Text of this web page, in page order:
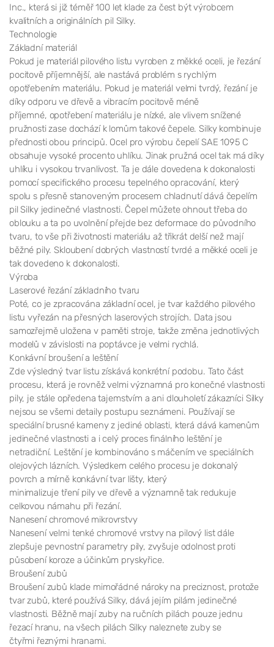
Inc., která si již téměř 100 let klade za čest být výrobcem
kvalitních a originálních pil Silky.
Technologie
Základní materiál
Pokud je materiál pilového listu vyroben z měkké oceli, je řezání
pocitově příjemnější, ale nastává problém s rychlým
opotřebením materiálu. Pokud je materiál velmi tvrdý, řezání je
díky odporu ve dřevě a vibracím pocitově méně
příjemné, opotřebení materiálu je nízké, ale vlivem snížené
pružnosti zase dochází k lomům takové čepele. Silky kombinuje
přednosti obou principů. Ocel pro výrobu čepelí SAE 1095 C
obsahuje vysoké procento uhlíku. Jinak pružná ocel tak má díky
uhlíku i vysokou trvanlivost. Ta je dále dovedena k dokonalosti
pomocí specifického procesu tepelného opracování, který
spolu s přesně stanoveným procesem chladnutí dává čepelím
pil Silky jedinečné vlastnosti. Čepel můžete ohnout třeba do
oblouku a ta po uvolnění přejde bez deformace do původního
tvaru, to vše při životnosti materiálu až třikrát delší než mají
běžné pily. Skloubení dobrých vlastností tvrdé a měkké oceli je
tak dovedeno k dokonalosti.
Výroba
Laserové řezání základního tvaru
Poté, co je zpracována základní ocel, je tvar každého pilového
listu vyřezán na přesných laserových strojích. Data jsou
samozřejmě uložena v paměti stroje, takže změna jednotlivých
modelů v závislosti na poptávce je velmi rychlá.
Konkávní broušení a leštění
Zde výsledný tvar listu získává konkrétní podobu. Tato část
procesu, která je rovněž velmi významná pro konečné vlastnosti
pily, je stále opředena tajemstvím a ani dlouholetí zákazníci Silky
nejsou se všemi detaily postupu seznámeni. Používají se
speciální brusné kameny z jediné oblasti, která dává kamenům
jedinečné vlastnosti a i celý proces finálního leštění je
netradiční. Leštění je kombinováno s máčením ve speciálních
olejových lázních. Výsledkem celého procesu je dokonalý
povrch a mírně konkávní tvar lišty, který
minimalizuje tření pily ve dřevě a významně tak redukuje
celkovou námahu při řezání.
Nanesení chromové mikrovrstvy
Nanesení velmi tenké chromové vrstvy na pilový list dále
zlepšuje pevnostní parametry pily, zvyšuje odolnost proti
působení koroze a účinkům pryskyřice.
Broušení zubů
Broušení zubů klade mimořádné nároky na preciznost, protože
tvar zubů, které používá Silky, dává jejím pilám jedinečné
vlastnosti. Běžně mají zuby na ručních pilách pouze jednu
řezací hranu, na všech pilách Silky naleznete zuby se
čtyřmi řeznými hranami.